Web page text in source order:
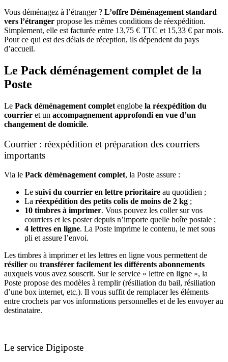
Vous déménagez à l’étranger ? L’offre Déménagement standard
vers l’étranger propose les mêmes conditions de réexpédition.
Simplement, elle est facturée entre 13,75 € TTC et 15,33 € par mois.
Pour ce qui est des délais de réception, ils dépendent du pays
d’accueil.
Le Pack déménagement complet de la
Poste
Le Pack déménagement complet englobe la réexpédition du
courrier et un accompagnement approfondi en vue d’un
changement de domicile.
Courrier : réexpédition et préparation des courriers
importants
Via le Pack déménagement complet, la Poste assure :
Le suivi du courrier en lettre prioritaire au quotidien ;
La réexpédition des petits colis de moins de 2 kg ;
10 timbres à imprimer. Vous pouvez les coller sur vos
courriers et les poster depuis n’importe quelle boîte postale ;
4 lettres en ligne. La Poste imprime le contenu, le met sous
pli et assure l’envoi.
Les timbres à imprimer et les lettres en ligne vous permettent de
résilier ou transférer facilement les différents abonnements
auxquels vous avez souscrit. Sur le service « lettre en ligne », la
Poste propose des modèles à remplir (résiliation du bail, résiliation
d’une box internet, etc.). Il vous suffit de remplacer les éléments
entre crochets par vos informations personnelles et de les envoyer au
destinataire.
Le service Digiposte